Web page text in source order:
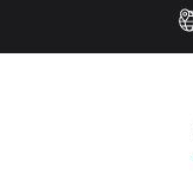
al